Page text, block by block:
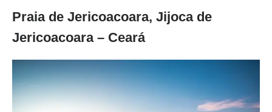
Praia de Jericoacoara, Jijoca de
Jericoacoara – Ceará